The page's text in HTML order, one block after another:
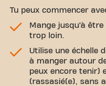
Tu peux commencer
Mange jusqu’à
trop loin.
Utilise une échelle
à manger autour
peux encore tenir)
(rassasié(e), sans